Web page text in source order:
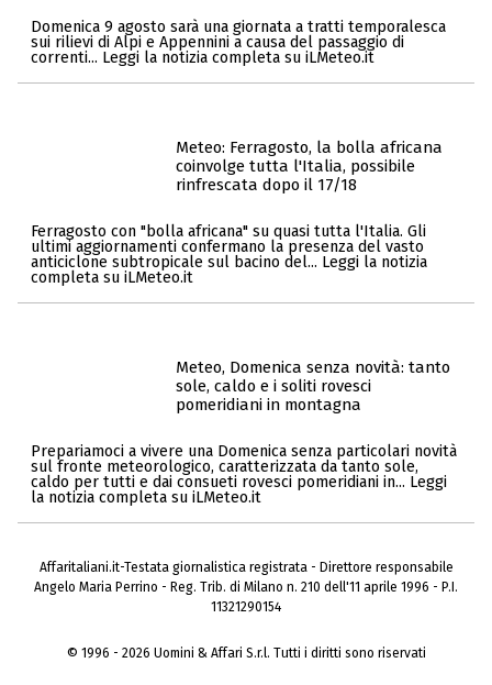
Domenica 9 agosto sarà una giornata a tratti temporalesca
sui rilievi di Alpi e Appennini a causa del passaggio di
correnti... Leggi la notizia completa su iLMeteo.it
Meteo: Ferragosto, la bolla africana
coinvolge tutta l'Italia, possibile
rinfrescata dopo il 17/18
Ferragosto con "bolla africana" su quasi tutta l'Italia. Gli
ultimi aggiornamenti confermano la presenza del vasto
anticiclone subtropicale sul bacino del... Leggi la notizia
completa su iLMeteo.it
Meteo, Domenica senza novità: tanto
sole, caldo e i soliti rovesci
pomeridiani in montagna
Prepariamoci a vivere una Domenica senza particolari novità
sul fronte meteorologico, caratterizzata da tanto sole,
caldo per tutti e dai consueti rovesci pomeridiani in... Leggi
la notizia completa su iLMeteo.it
Affaritaliani.it-Testata giornalistica registrata - Direttore responsabile
Angelo Maria Perrino - Reg. Trib. di Milano n. 210 dell'11 aprile 1996 - P.I.
11321290154
© 1996 - 2026 Uomini & Affari S.r.l. Tutti i diritti sono riservati